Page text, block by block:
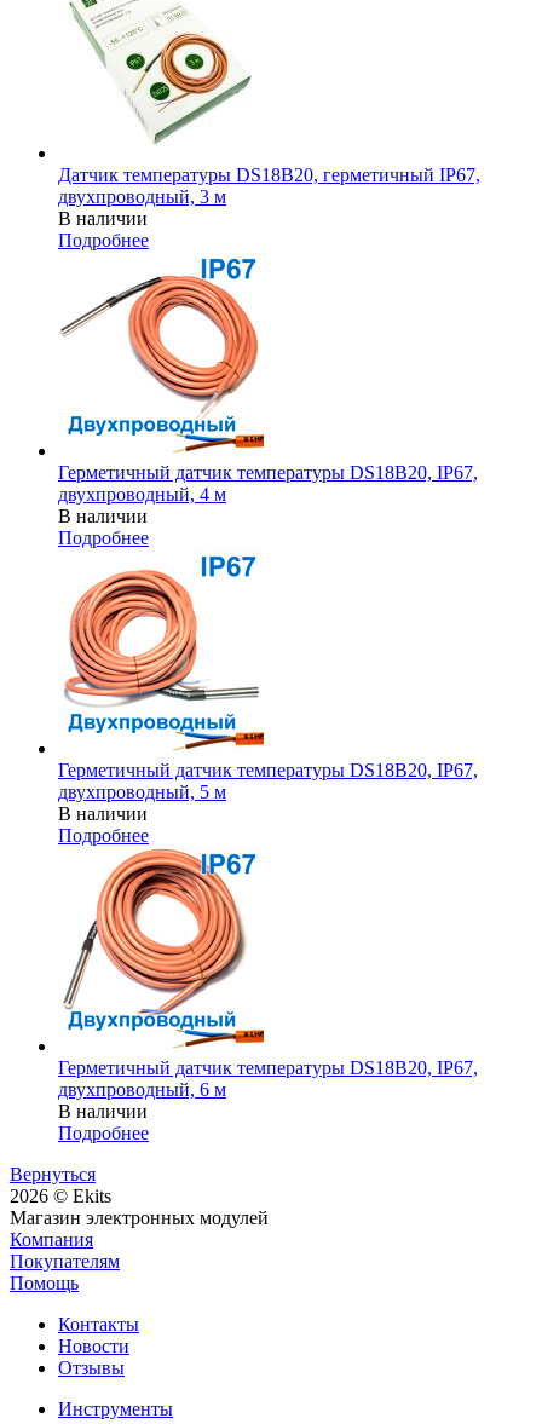
Датчик температуры DS18B20, герметичный IP67,
двухпроводный, 3 м
В наличии
Подробнее
Герметичный датчик температуры DS18B20, IP67,
двухпроводный, 4 м
В наличии
Подробнее
Герметичный датчик температуры DS18B20, IP67,
двухпроводный, 5 м
В наличии
Подробнее
Герметичный датчик температуры DS18B20, IP67,
двухпроводный, 6 м
В наличии
Подробнее
Вернуться
2026 © Ekits
Магазин электронных модулей
Компания
Покупателям
Помощь
Контакты
Новости
Отзывы
Инструменты